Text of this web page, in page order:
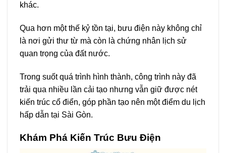
khác.
Qua hơn một thế kỷ tồn tại, bưu điện này không chỉ
là nơi gửi thư từ mà còn là chứng nhân lịch sử
quan trọng của đất nước.
Trong suốt quá trình hình thành, công trình này đã
trải qua nhiều lần cải tạo nhưng vẫn giữ được nét
kiến trúc cổ điển, góp phần tạo nên một điểm du lịch
hấp dẫn tại Sài Gòn.
Khám Phá Kiến Trúc Bưu Điện